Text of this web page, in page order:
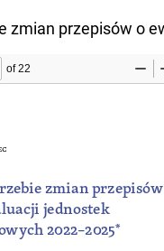
artykułu
zmian przepisów o